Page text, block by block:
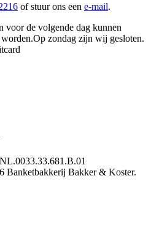
of stuur ons een e-mail.
voor de volgende dag kunnen
zondag zijn wij gesloten.
Banketbakkerij Bakker & Koster.